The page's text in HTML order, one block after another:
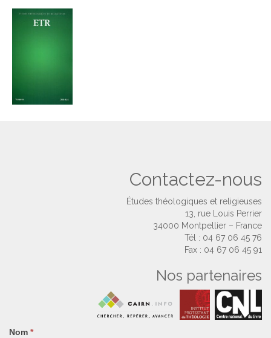
Contactez-nous
Études théologiques et religieuses
13, rue Louis Perrier
34000 Montpellier – France
Tél : 04 67 06 45 76
Fax : 04 67 06 45 91
Nos partenaires
Nom *
Si